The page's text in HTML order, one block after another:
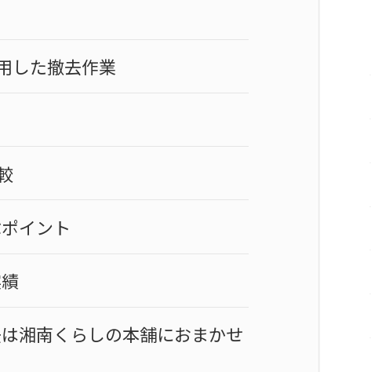
した撤去作業
イント
湘南くらしの本舗におまかせ